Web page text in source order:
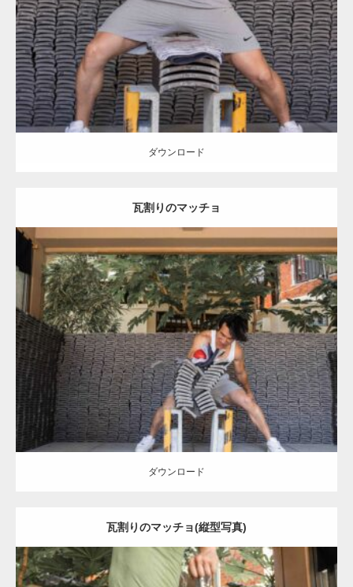
Category:瓦割りのマッチョ オレンジの人 SOSUKE 浅草 (東京)
ダウンロード
ダウンロード
瓦割りのマッチョ
Update:2023.02.11
Category:瓦割りのマッチョ オレンジの人 SOSUKE 浅草 (東京)
ダウンロード
ダウンロード
瓦割りのマッチョ(縦型写真)